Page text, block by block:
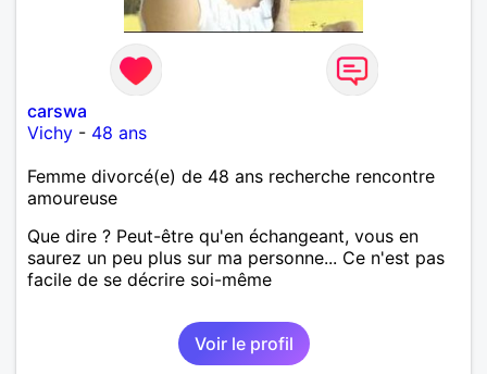
carswa
Vichy - 48 ans
Femme divorcé(e) de 48 ans recherche rencontre
amoureuse
Que dire ? Peut-être qu'en échangeant, vous en
saurez un peu plus sur ma personne... Ce n'est pas
facile de se décrire soi-même
Voir le profil